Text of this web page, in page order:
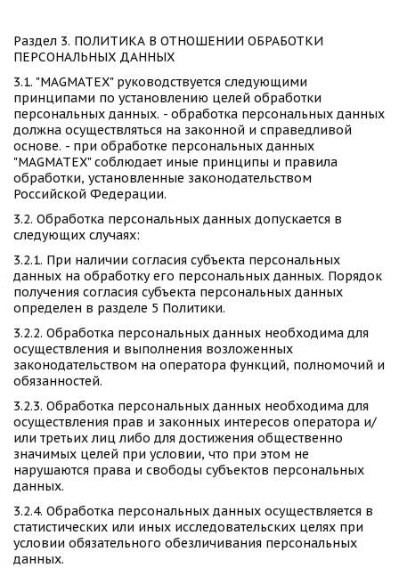
Раздел 3. ПОЛИТИКА В ОТНОШЕНИИ ОБРАБОТКИ
ПЕРСОНАЛЬНЫХ ДАННЫХ
3.1. "MAGMATEX" руководствуется следующими
принципами по установлению целей обработки
персональных данных. - обработка персональных данных
должна осуществляться на законной и справедливой
основе. - при обработке персональных данных
"MAGMATEX" соблюдает иные принципы и правила
обработки, установленные законодательством
Российской Федерации.
3.2. Обработка персональных данных допускается в
следующих случаях:
3.2.1. При наличии согласия субъекта персональных
данных на обработку его персональных данных. Порядок
получения согласия субъекта персональных данных
определен в разделе 5 Политики.
3.2.2. Обработка персональных данных необходима для
осуществления и выполнения возложенных
законодательством на оператора функций, полномочий и
обязанностей.
3.2.3. Обработка персональных данных необходима для
осуществления прав и законных интересов оператора и/
или третьих лиц либо для достижения общественно
значимых целей при условии, что при этом не
нарушаются права и свободы субъектов персональных
данных.
3.2.4. Обработка персональных данных осуществляется в
статистических или иных исследовательских целях при
условии обязательного обезличивания персональных
данных.